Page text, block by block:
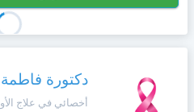
دكتورة
أخصائي في علاج